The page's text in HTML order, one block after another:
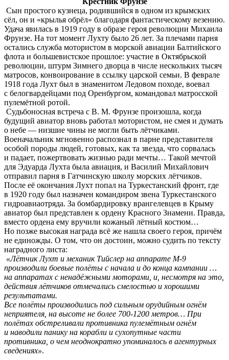
Сын простого кузнеца, родившийся в одном из крымских
сёл, он и «крылья обрёл» благодаря фантастическому везению.
Удача явилась в 1919 году в образе героя революции Михаила
Фрунзе. На тот момент Лухту было 26 лет. За плечами парня
остались служба мотористом в морской авиации Балтийского
флота и большевистское прошлое: участие в Октябрьской
революции, штурм Зимнего дворца в числе нескольких тысяч
матросов, конвоирование в ссылку царской семьи. В феврале
1918 года Лухт был в знаменитом Ледовом походе, воевал
с белогвардейцами под Оренбургом, командовал матросской
пулемётной ротой.
Судьбоносная встреча с В. М. Фрунзе произошла, когда
будущий авиатор вновь работал мотористом, не смея и думать
о небе — низшие чины не могли быть лётчиками.
Военачальник мгновенно распознал в парне представителя
особой породы людей, готовых, как та звезда, что сорвалась
и падает, пожертвовать жизнью ради мечты… Такой мечтой
для Эдуарда Лухта была авиация, и Василий Михайлович
отправил парня в Гатчинскую школу морских лётчиков.
После её окончания Лухт попал на Туркестанский фронт, где
в 1920 году был назначен командиром звена Туркестанского
гидроавиаотряда. За бомбардировку врангелевцев в Крыму
авиатор был представлен к ордену Красного Знамени. Правда,
вместо ордена ему вручили кожаный лётный костюм…
Но позже высокая награда всё же нашла своего героя, причём
не единожды. О том, что он достоин, можно судить по тексту
наградного листа:
«Лётчик Лухт и механик Тийслер на аппарате М-9
производили боевые полёты с начала и до конца кампании …
на аппаратах с ненадёжными моторами, и, несмотря на это,
действия лётчиков отмечались смелостью и хорошими
результатами.
Все полёты производились под сильным орудийным огнём
неприятеля, на высоте не более 700-1200 метров… При
полётах обстреливали противника пулемётным огнём
и наводили панику на корабли и сухопутные части
противника, о чем неоднократно упоминалось в агентурных
сведениях».